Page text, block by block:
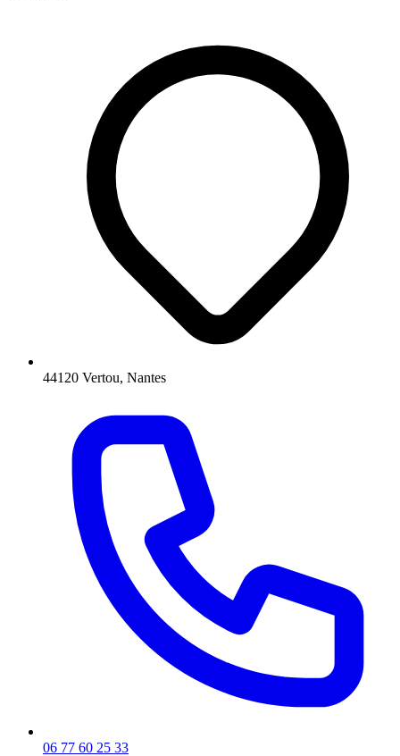
44120 Vertou, Nantes
06 77 60 25 33